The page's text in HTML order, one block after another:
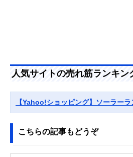
人気サイトの売れ筋ランキン
【Yahoo!ショッピング】ソーラー
こちらの記事もどうぞ